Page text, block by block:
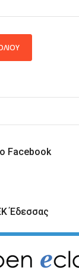
Facebook
Έδεσσας